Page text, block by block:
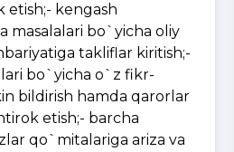
etish;- kengash
masalalari bo`yicha oliy
takliflar kiritish;-
bo`yicha o`z fikr-
bildirish hamda qarorlar
etish;- barcha
qo`mitalariga ariza va